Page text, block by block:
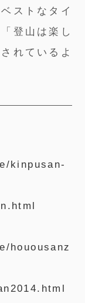
ストなタイ
登山は楽し
れているよ
kinpusan-
houousanz